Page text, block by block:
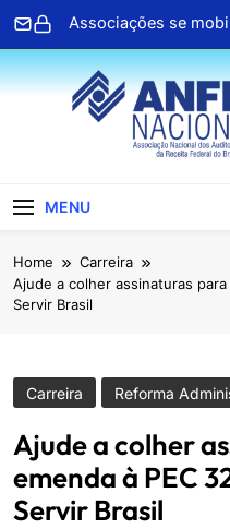
Skip
content
ANFIP Nacional
Receita Federal em
Clipping ANFIP:
Cartilhas da
Central de Serviços
ANFIP Nacional
Clipping ANFIP:
Cartilhas da Decipex
ANFIP
MENU
Home
Carreira
Ajude a colher assinaturas
Servir Brasil
Carreira Reforma
Ajude a colher
emenda à PEC
Servir Brasil